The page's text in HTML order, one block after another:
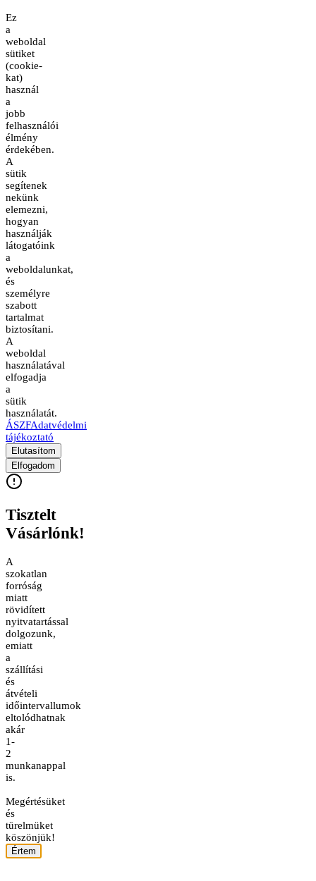
Ez
a
weboldal
sütiket
(cookie-
kat)
használ
a
jobb
felhasználói
élmény
érdekében.
A
sütik
segítenek
nekünk
elemezni,
hogyan
használják
látogatóink
a
weboldalunkat,
és
személyre
szabott
tartalmat
biztosítani.
A
weboldal
használatával
elfogadja
a
sütik
használatát.
ÁSZFAdatvédelmi
tájékoztató
Elutasítom
Elfogadom
Tisztelt
Vásárlónk!
A
szokatlan
forróság
miatt
rövidített
nyitvatartással
dolgozunk,
emiatt
a
szállítási
és
átvételi
időintervallumok
eltolódhatnak
akár
1-
2
munkanappal
is.
Megértésüket
és
türelmüket
köszönjük!
Értem